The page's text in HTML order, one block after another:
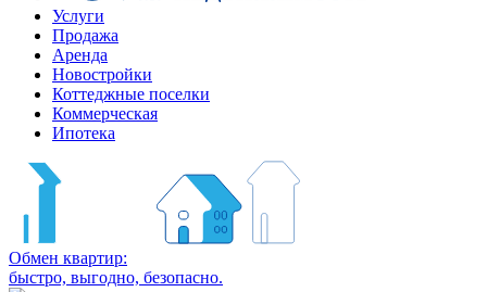
Услуги
Продажа
Аренда
Новостройки
Коттеджные поселки
Коммерческая
Ипотека
Обмен квартир:
быстро, выгодно, безопасно.